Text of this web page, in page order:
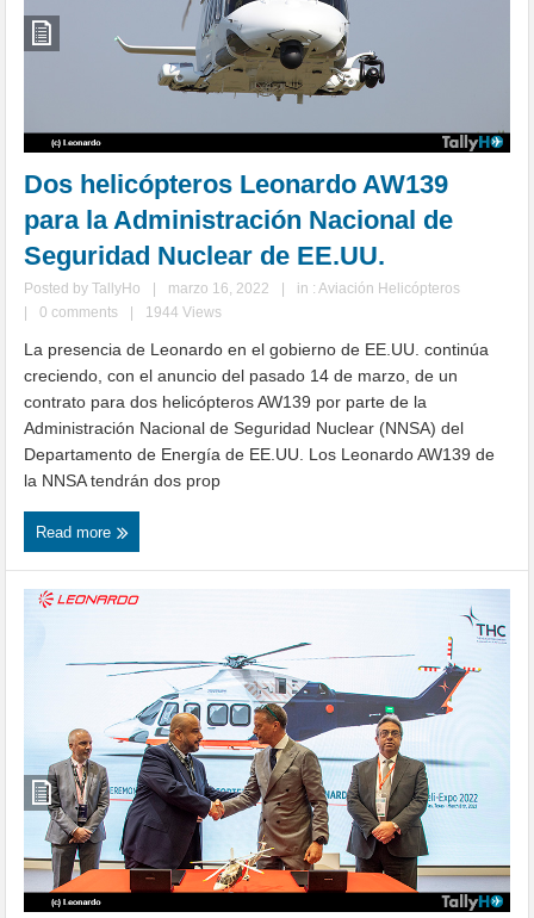
Dos helicópteros Leonardo AW139
para la Administración Nacional de
Seguridad Nuclear de EE.UU.
Posted byTallyHo marzo 16, 2022 in :Aviación Helicópteros
0 comments 1944 Views
La presencia de Leonardo en el gobierno de EE.UU. continúa
creciendo, con el anuncio del pasado 14 de marzo, de un
contrato para dos helicópteros AW139 por parte de la
Administración Nacional de Seguridad Nuclear (NNSA) del
Departamento de Energía de EE.UU. Los Leonardo AW139 de
la NNSA tendrán dos prop
Read more